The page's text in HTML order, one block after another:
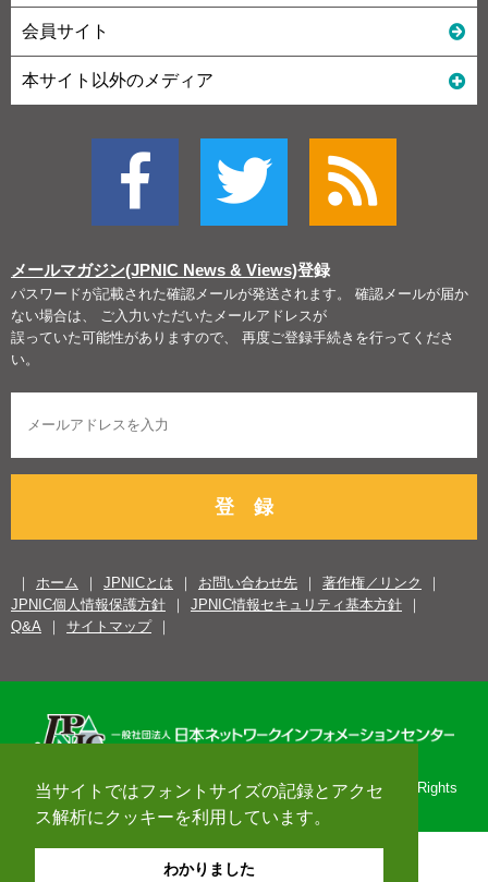
当サイトではフォントサイズの記録とアクセ
ス解析にクッキーを利用しています。
わかりました
会員サイト
本サイト以外のメディア
メールマガジン(JPNIC News & Views)登録
パスワードが記載された確認メールが発送されます。 確認メールが届か
ない場合は、 ご入力いただいたメールアドレスが
誤っていた可能性がありますので、 再度ご登録手続きを行ってくださ
い。
登 録
ホーム JPNICとは お問い合わせ先
著作権／リンク
JPNIC個人情報保護方針
JPNIC情報セキュリティ基本方針
Q&A
サイトマップ
Copyright© 1996-2026 Japan Network Information Center. All Rights
Reserved.